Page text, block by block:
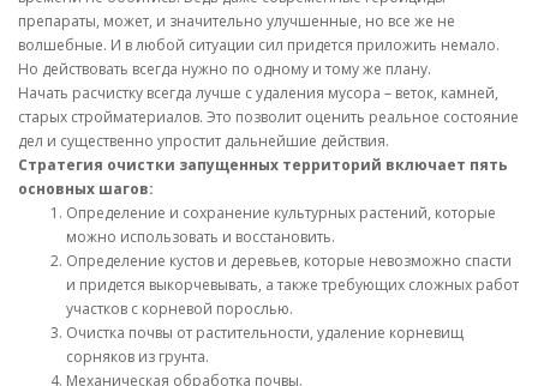
препараты, может, и значительно улучшенные, но все же не
волшебные. И в любой ситуации сил придется приложить немало.
Но действовать всегда нужно по одному и тому же плану.
Начать расчистку всегда лучше с удаления мусора – веток, камней,
старых стройматериалов. Это позволит оценить реальное состояние
дел и существенно упростит дальнейшие действия.
Стратегия очистки запущенных территорий включает пять
основных шагов:
Определение и сохранение культурных растений, которые
можно использовать и восстановить.
Определение кустов и деревьев, которые невозможно спасти
и придется выкорчевывать, а также требующих сложных работ
участков с корневой порослью.
Очистка почвы от растительности, удаление корневищ
сорняков из грунта.
Механическая обработка почвы.